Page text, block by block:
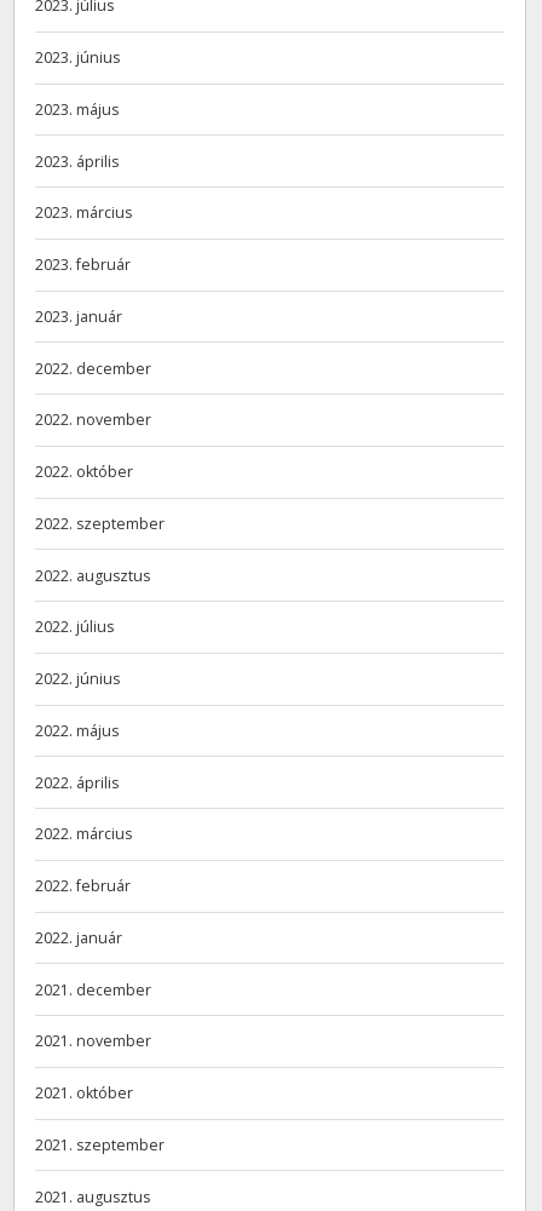
2023. július
2023. június
2023. május
2023. április
2023. március
2023. február
2023. január
2022. december
2022. november
2022. október
2022. szeptember
2022. augusztus
2022. július
2022. június
2022. május
2022. április
2022. március
2022. február
2022. január
2021. december
2021. november
2021. október
2021. szeptember
2021. augusztus